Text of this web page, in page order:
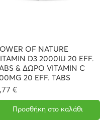
OF NATURE
D3 2000IU 20 EFF.
& ΔΩΡΟ VITAMIN C
20 EFF. TABS
€
Προσθήκη στο καλάθι